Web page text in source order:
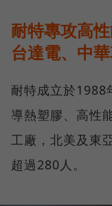
耐特專攻高
台達電、中
耐特成立於1988
導熱塑膠、高性
工廠，北美及東
超過280人。